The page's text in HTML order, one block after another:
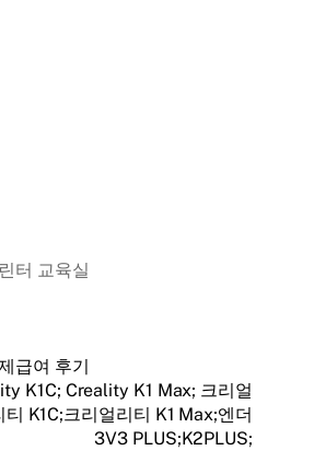
터 교육실
급여 후기
K1C; Creality K1 Max; 크리얼
K1C;크리얼리티 K1 Max;엔더
3V3 PLUS;K2PLUS;